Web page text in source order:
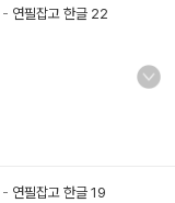
- 연필잡고 한글 22
- 연필잡고 한글 19